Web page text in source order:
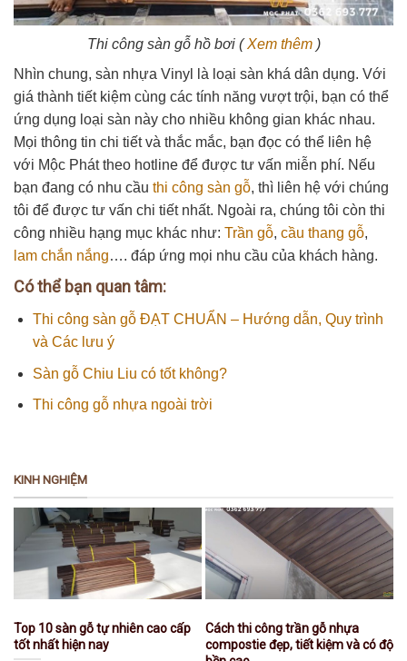
Thi công sàn gỗ hồ bơi (Xem thêm)
Nhìn chung, sàn nhựa Vinyl là loại sàn khá dân dụng. Với
giá thành tiết kiệm cùng các tính năng vượt trội, bạn có thể
ứng dụng loại sàn này cho nhiều không gian khác nhau.
Mọi thông tin chi tiết và thắc mắc, bạn đọc có thể liên hệ
với Mộc Phát theo hotline để được tư vấn miễn phí. Nếu
bạn đang có nhu cầu thi công sàn gỗ, thì liên hệ với chúng
tôi để được tư vấn chi tiết nhất. Ngoài ra, chúng tôi còn thi
công nhiều hạng mục khác như: Trần gỗ, cầu thang gỗ,
lam chắn nắng…. đáp ứng mọi nhu cầu của khách hàng.
Có thể bạn quan tâm:
Thi công sàn gỗ ĐẠT CHUẨN – Hướng dẫn, Quy trình
và Các lưu ý
Sàn gỗ Chiu Liu có tốt không?
Thi công gỗ nhựa ngoài trời
KINH NGHIỆM
Top 10 sàn gỗ tự nhiên cao cấp
tốt nhất hiện nay
Cách thi công trần gỗ nhựa
compostie đẹp, tiết kiệm và có độ